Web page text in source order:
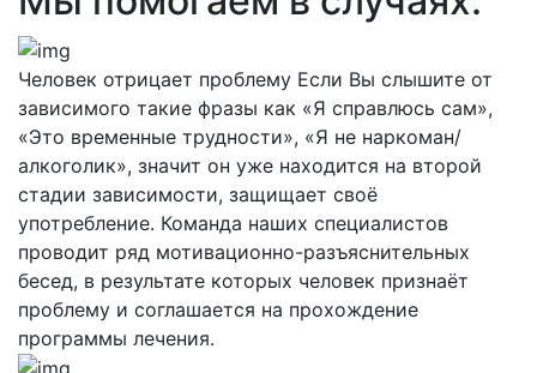
Человек отрицает проблему Если Вы слышите от
зависимого такие фразы как «Я справлюсь сам»,
«Это временные трудности», «Я не наркоман/
алкоголик», значит он уже находится на второй
стадии зависимости, защищает своё
употребление. Команда наших специалистов
проводит ряд мотивационно-разъяснительных
бесед, в результате которых человек признаёт
проблему и соглашается на прохождение
программы лечения.